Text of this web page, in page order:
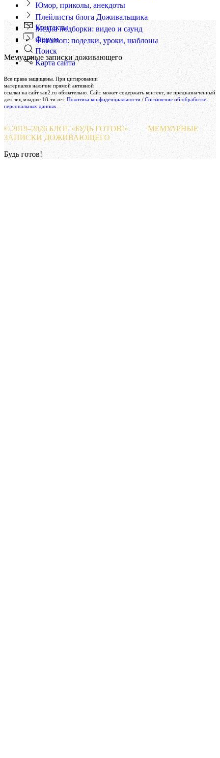
Юмор, приколы, анекдоты
Плейлисты блога Доживальщика
Медиа подборки: видео и саунд
Фотошоп: поделки, уроки, шаблоны
Мемуарные записки доживающего
Контакты
Форум
Поиск
Карта сайта
Все права защищены. При цитировании
материалов наличие прямой активной
ссылки на сайт san2.ru обязательно. Сайт может содержать контент, не предназначенный
для лиц младше 18-ти лет. Политика конфиденциальности / Соглашение об обработке
персональных данных
© 2019–2026 БЛОГ «БУДЬ ГОТОВ!»
МЕМУАРНЫЕ
ЗАПИСКИ ДОЖИВАЮЩЕГО
Будь готов!